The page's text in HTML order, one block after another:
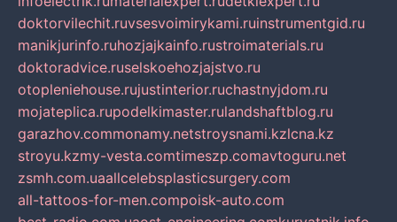
doktorvilechit.ruvsesvoimirykami.ruinstrumentgid.ru
manikjurinfo.ruhozjajkainfo.rustroimaterials.ru
doktoradvice.ruselskoehozjajstvo.ru
otopleniehouse.rujustinterior.ruchastnyjdom.ru
mojateplica.rupodelkimaster.rulandshaftblog.ru
garazhov.commonamy.netstroysnami.kzlcna.kz
stroyu.kzmy-vesta.comtimeszp.comavtoguru.net
zsmh.com.uaallcelebsplasticsurgery.com
all-tattoos-for-men.compoisk-auto.com